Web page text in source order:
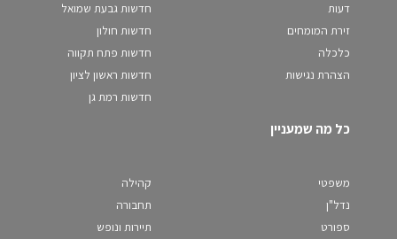
דעות
זירת המומחים
כלכלה
הצהרת נגישות
חדשות גבעת שמואל
חדשות חולון
חדשות פתח תקווה
חדשות ראשון לציון
חדשות רמת גן
כל מה שמעניין
משפטי
נדל"ן
ספורט
קהילה
תחבורה
תיירות ונופש